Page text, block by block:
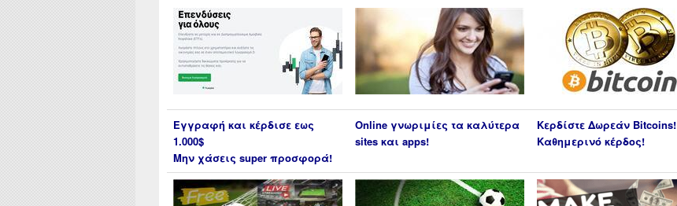
Εγγραφή και κέρδισε εως
1.000$
Μην χάσεις super προσφορά!
Online γνωριμίες τα καλύτερα
sites και apps!
Κερδίστε Δωρεάν Bitcoins!
Καθημερινό κέρδος!